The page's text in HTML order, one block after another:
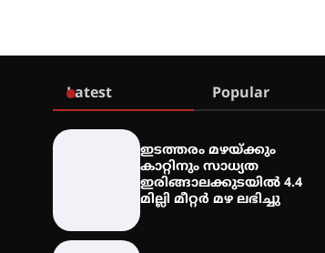
Latest Popular
ഇടത്തരം മഴയ്ക്കും
കാറ്റിനും സാധ്യത
ഇരിങ്ങാലക്കുടയിൽ 4.4
മില്ലി മീറ്റർ മഴ ലഭിച്ചു